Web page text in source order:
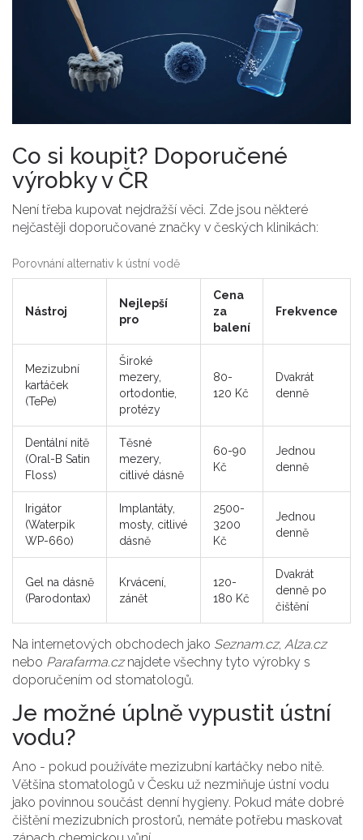
Co si koupit? Doporučené
výrobky v ČR
Není třeba kupovat nejdražší věci. Zde jsou některé
nejčastěji doporučované značky v českých klinikách:
Porovnání alternativ k ústní vodě
Nástroj
Nejlepší
pro
Cena
za
balení
Frekvence
Mezizubní
kartáček
(TePe)
Široké
mezery,
ortodontie,
protézy
80-
120 Kč
Dvakrát
denně
Dentální nitě
(Oral-B Satin
Floss)
Těsné
mezery,
citlivé dásně
60-90
Kč
Jednou
denně
Irigátor
(Waterpik
WP-660)
Implantáty,
mosty, citlivé
dásně
2500-
3200
Kč
Jednou
denně
Gel na dásně
(Parodontax)
Krvácení,
zánět
120-
180 Kč
Dvakrát
denně po
čištění
Na internetových obchodech jako Seznam.cz, Alza.cz
nebo Parafarma.cznajdete všechny tyto výrobky s
doporučením od stomatologů.
Je možné úplně vypustit ústní
vodu?
Ano - pokud používáte mezizubní kartáčky nebo nitě.
Většina stomatologů v Česku už nezmiňuje ústní vodu
jako povinnou součást denní hygieny. Pokud máte dobré
čištění mezizubních prostorů, nemáte potřebu maskovat